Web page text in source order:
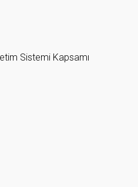
Sistemi Kapsamı